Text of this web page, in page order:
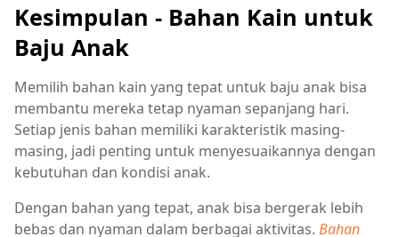
Kesimpulan - Bahan Kain untuk
Baju Anak
Memilih bahan kain yang tepat untuk baju anak bisa
membantu mereka tetap nyaman sepanjang hari.
Setiap jenis bahan memiliki karakteristik masing-
masing, jadi penting untuk menyesuaikannya dengan
kebutuhan dan kondisi anak.
Dengan bahan yang tepat, anak bisa bergerak lebih
bebas dan nyaman dalam berbagai aktivitas. Bahan